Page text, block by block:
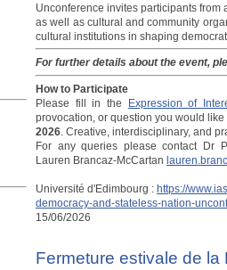
Unconference invites participants from
as well as cultural and community
cultural institutions in shaping
For further details about the event,
How to Participate
Please fill in the
Expression of
provocation, or question you would
2026 . Creative, interdisciplinary, and
For any queries please contact Dr
Lauren Brancaz-McCartan
Université d'Edimbourg : https://
democracy-and-stateless-nation-
15/06/2026
Fermeture estivale de